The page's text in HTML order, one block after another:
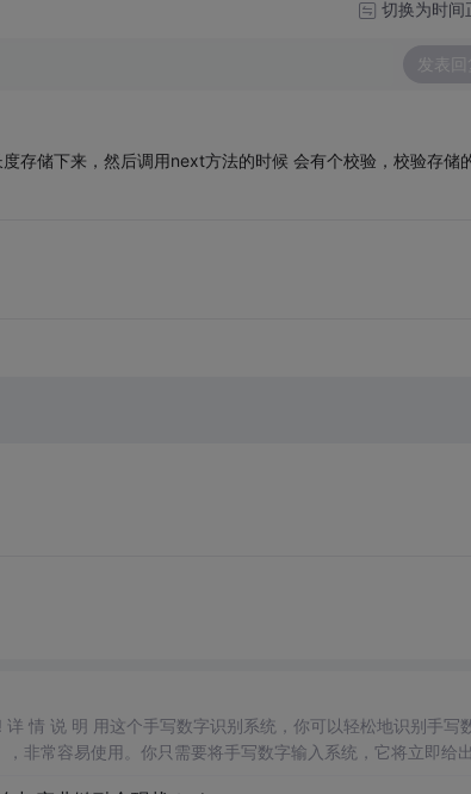
切换为时间
发表回
存储下来，然后调用next方法的时候 会有个校验，校验存储
情 说 明 用这个手写数字识别系统，你可以轻松地识别手写
非常容易使用。你只需要将手写数字输入系统，它将立即给